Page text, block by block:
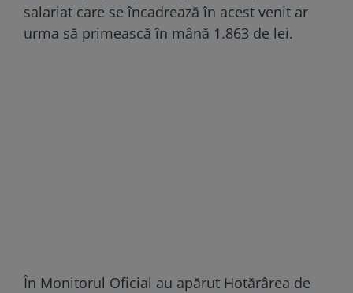
salariat care se încadrează în acest venit ar
urma să primească în mână 1.863 de lei.
În Monitorul Oficial au apărut Hotărârea de